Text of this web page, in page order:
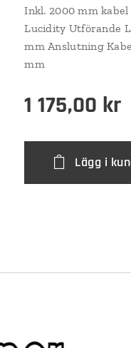
Inkl. 2000 mm
Lucidity Utförande
mm Anslutning
mm
1 175,00 kr
Lägg i